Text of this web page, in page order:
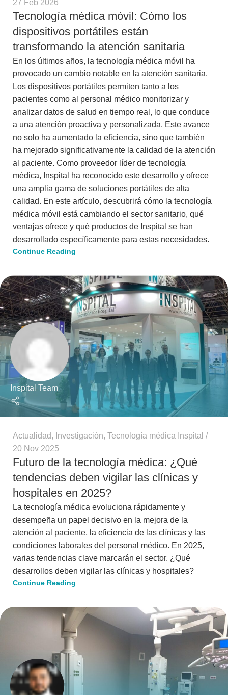
27 Feb 2026
Tecnología médica móvil: Cómo los
dispositivos portátiles están
transformando la atención sanitaria
En los últimos años, la tecnología médica móvil ha
provocado un cambio notable en la atención sanitaria.
Los dispositivos portátiles permiten tanto a los
pacientes como al personal médico monitorizar y
analizar datos de salud en tiempo real, lo que conduce
a una atención proactiva y personalizada. Este avance
no solo ha aumentado la eficiencia, sino que también
ha mejorado significativamente la calidad de la atención
al paciente. Como proveedor líder de tecnología
médica, Inspital ha reconocido este desarrollo y ofrece
una amplia gama de soluciones portátiles de alta
calidad. En este artículo, descubrirá cómo la tecnología
médica móvil está cambiando el sector sanitario, qué
ventajas ofrece y qué productos de Inspital se han
desarrollado específicamente para estas necesidades.
Continue Reading
Inspital Team
Actualidad, Investigación,
Tecnología médica Inspital
20 Nov 2025
Futuro de la tecnología médica: ¿Qué
tendencias deben vigilar las clínicas y
hospitales en 2025?
La tecnología médica evoluciona rápidamente y
desempeña un papel decisivo en la mejora de la
atención al paciente, la eficiencia de las clínicas y las
condiciones laborales del personal médico. En 2025,
varias tendencias clave marcarán el sector. ¿Qué
desarrollos deben vigilar las clínicas y hospitales?
Continue Reading